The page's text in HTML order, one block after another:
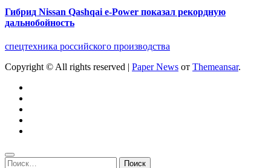
Гибрид Nissan Qashqai e-Power показал рекордную
дальнобойность
спецтехника российского производства
Copyright © All rights reserved | Paper News от Themeansar.
Найти: